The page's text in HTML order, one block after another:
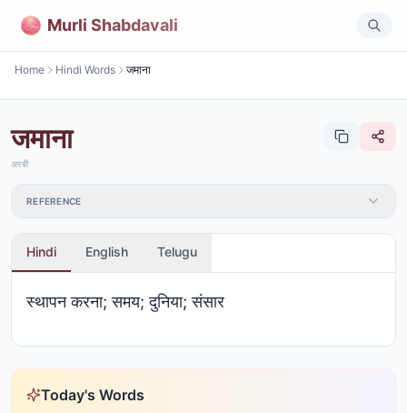
Murli Shabdavali
Home Hindi Words जमाना
जमाना
अरबी
REFERENCE
Hindi English Telugu
स्थापन करना; समय; दुनिया; संसार
Today's Words